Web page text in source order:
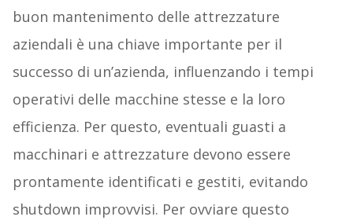
buon mantenimento delle attrezzature
aziendali è una chiave importante per il
successo di un’azienda, influenzando i tempi
operativi delle macchine stesse e la loro
efficienza. Per questo, eventuali guasti a
macchinari e attrezzature devono essere
prontamente identificati e gestiti, evitando
shutdown improvvisi. Per ovviare questo